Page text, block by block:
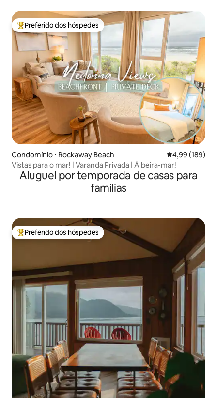
Entre os melhores preferidos dos hóspedes
Preferido dos hóspedes
Condomínio ⋅ Rockaway Beach 4,99 de uma
4,99 (189)
Vistas para o mar! | Varanda Privada | À beira-mar!
Aluguel por temporada de casas para
famílias
Entre os melhores preferidos dos hóspedes
Preferido dos hóspedes